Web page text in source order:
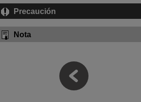
Precaución
Nota